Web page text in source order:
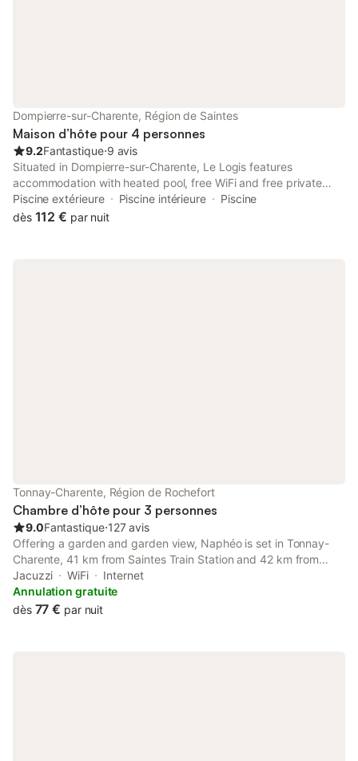
Dompierre-sur-Charente, Région de Saintes
Maison d’hôte pour 4 personnes
9.2Fantastique⋅9 avis
Situated in Dompierre-sur-Charente, Le Logis features
accommodation with heated pool, free WiFi and free private
parking for guests who drive. The property has river and inner
courtyard views, and is 13 km from Saintes Train Station.
Piscine extérieure Piscine intérieure
Piscine
dès 112 € par nuit
Tonnay-Charente, Région de Rochefort
Chambre d’hôte pour 3 personnes
9.0Fantastique⋅127 avis
Offering a garden and garden view, Naphéo is set in Tonnay-
Charente, 41 km from Saintes Train Station and 42 km from
L'Espace Encan. There is a private entrance at the bed and
breakfast for the convenience of those who stay.
Jacuzzi WiFi
Internet
Annulation gratuite
dès 77 € par nuit